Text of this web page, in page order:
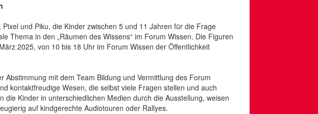
und Piku, die Kinder zwischen 5 und 11 Jahren für die Frage
Thema in den „Räumen des Wissens“ im Forum Wissen. Die Figuren
2025, von 10 bis 18 Uhr im Forum Wissen der Öffentlichkeit
mit dem Team Bildung und Vermittlung des Forum
kontaktfreudige Wesen, die selbst viele Fragen stellen und auch
Kinder in unterschiedlichen Medien durch die Ausstellung, weisen
auf kindgerechte Audiotouren oder Rallyes.